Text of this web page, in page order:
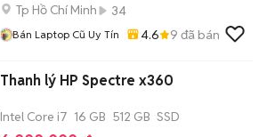
Tp Hồ Chí Minh 34
Bán Laptop Cũ Uy Tín 4.6 9 đã bán
Thanh lý HP Spectre x360
Intel Core i7 16 GB 512 GB SSD